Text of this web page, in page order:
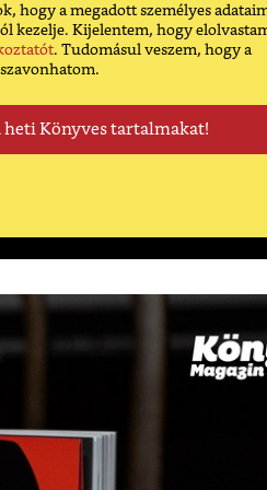
hogy a megadott személyes
kezelje. Kijelentem, hogy
. Tudomásul veszem, hogy a